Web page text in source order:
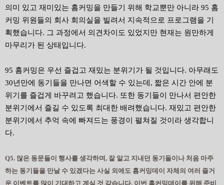
의미 있고 재미있는 홈커밍을 만들기 위해 학교뿐만 아니라 95 홈
커밍 위원들의 회사 회의실을 빌려서 지속적으로 프로그램을 기
획했습니다. 그 과정에서 의견차이도 있었지만 현재는 원만하게
마무리가 된 상태입니다.
95 홈커밍은 우선 즐겁고 재밌는 분위기가 될 것입니다. 아무래도
30년만에 동기들을 만나면 어색할 수 있는데, 짧은 시간 안에 분
위기를 즐겁게 바꾸려고 했습니다. 또한 동기들이 만나서 편안한
분위기에서 즐길 수 있도록 최대한 배려했습니다. 재밌고 편안한
분위기에서 추억 속에 빠져드는 풍경이 펼쳐질 것이라 생각합니
다.
Q5. 많은 동문들이 행사를 생각하며, 잘 알고 지내던 동기들이나 처음 마주
하는 동기들을 만날 수 있겠다는 사실 외에도 홈커밍데이 자체의 여러 즐거
운 이벤트를 많이 기대하고 계실 것 같습니다. 이번 홈커밍데이를 위해 준비